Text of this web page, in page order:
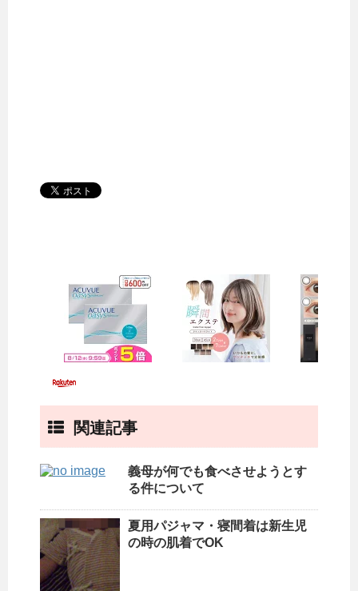
関連記事
義母が何でも食べさせようとす
る件について
夏用パジャマ・寝間着は新生児
の時の肌着でOK